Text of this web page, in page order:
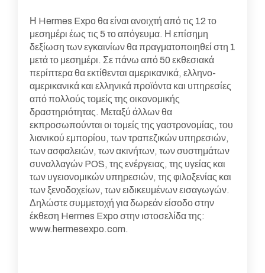
Η Hermes Expo θα είναι ανοιχτή από τις 12 το
μεσημέρι έως τις 5 το απόγευμα. Η επίσημη
δεξίωση των εγκαινίων θα πραγματοποιηθεί στη 1
μετά το μεσημέρι. Σε πάνω από 50 εκθεσιακά
περίπτερα θα εκτίθενται αμερικανικά, ελληνο-
αμερικανικά και ελληνικά προϊόντα και υπηρεσίες
από πολλούς τομείς της οικονομικής
δραστηριότητας. Μεταξύ άλλων θα
εκπροσωπούνται οι τομείς της γαστρονομίας, του
λιανικού εμπορίου, των τραπεζικών υπηρεσιών,
των ασφαλειών, των ακινήτων, των συστημάτων
συναλλαγών POS, της ενέργειας, της υγείας και
των υγειονομικών υπηρεσιών, της φιλοξενίας και
των ξενοδοχείων, των ειδικευμένων εισαγωγών.
Δηλώστε συμμετοχή για δωρεάν είσοδο στην
έκθεση Hermes Expo στην ιστοσελίδα της:
www.hermesexpo.com.